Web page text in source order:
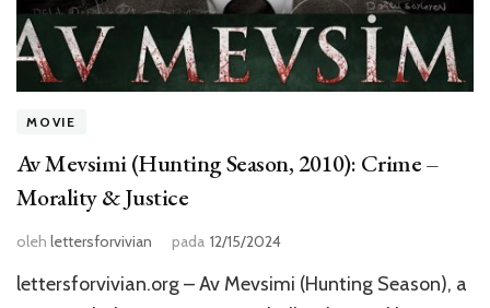
MOVIE
Av Mevsimi (Hunting Season, 2010): Crime –
Morality & Justice
oleh lettersforvivian pada 12/15/2024
lettersforvivian.org – Av Mevsimi (Hunting Season), a